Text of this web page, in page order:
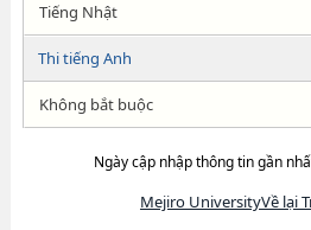
Tiếng Nhật
Thi tiếng Anh
Không bắt buộc
Ngày cập nhập thông tin gần
Mejiro UniversityVề lại